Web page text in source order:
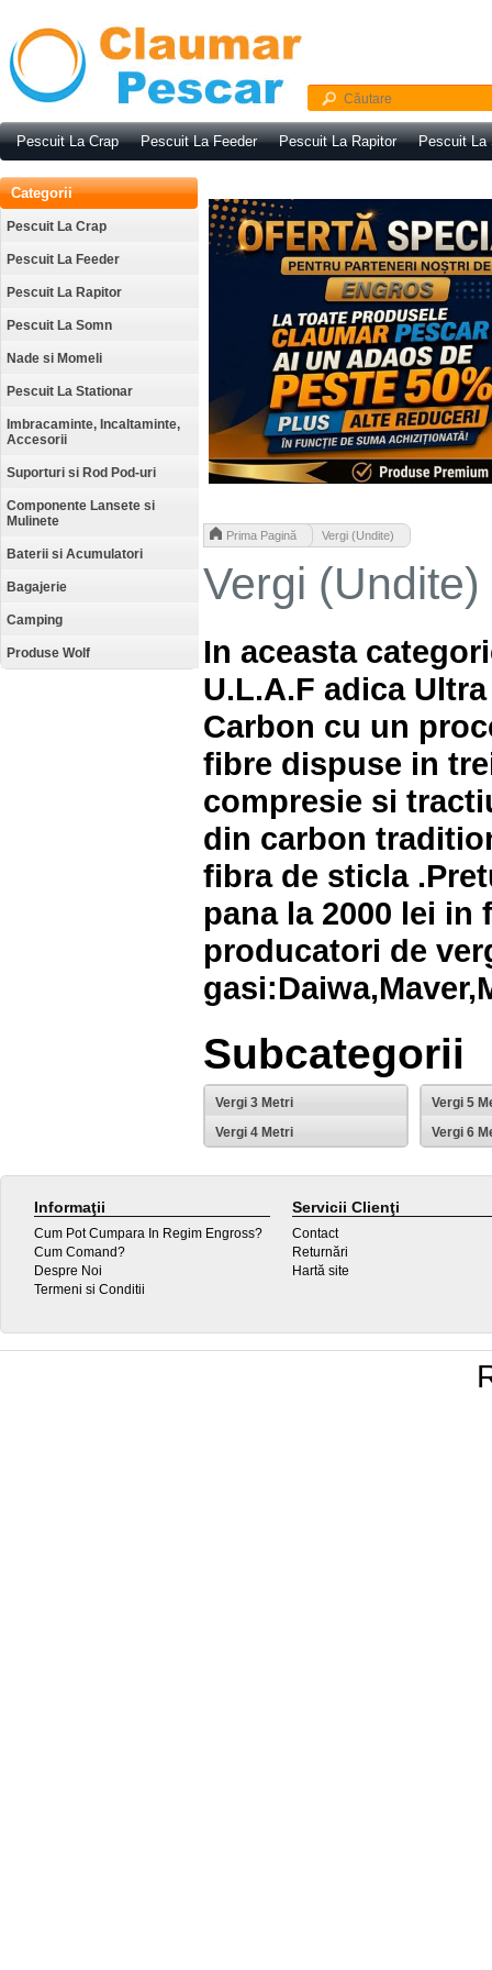
Pescuit La Crap Pescuit La Feeder Pescuit La Rapitor Pescuit La
Categorii
Pescuit La Crap
Pescuit La Feeder
Pescuit La Rapitor
Pescuit La Somn
Nade si Momeli
Pescuit La Stationar
Imbracaminte, Incaltaminte,
Accesorii
Suporturi si Rod Pod-uri
Componente Lansete si
Mulinete
Baterii si Acumulatori
Bagajerie
Camping
Produse Wolf
Prima Pagină Vergi (Undite)
Vergi (Undite)
In aceasta
U.L.A.F adica
Carbon cu un
fibre dispuse in
compresie si
din carbon
fibra de sticla .
pana la 2000 lei
producatori de
gasi:Daiwa,Maver,
Subcategorii
Vergi 3 Metri
Vergi 4 Metri
Vergi 5
Vergi 6
Informaţii
Cum Pot Cumpara In Regim Engross?
Cum Comand?
Despre Noi
Termeni si Conditii
Servicii Clienţi
Contact
Returnări
Hartă site